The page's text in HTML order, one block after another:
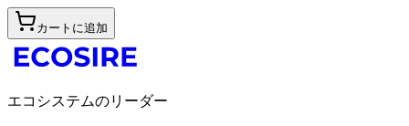
カートに追加
エコシステムのリーダー